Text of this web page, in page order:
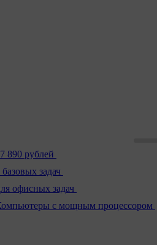
890 рублей
задач
офисных задач
с мощным процессором